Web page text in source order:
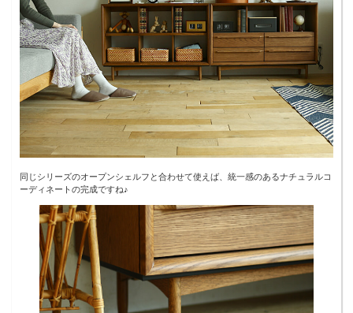
同じシリーズのオープンシェルフと合わせて使えば、統一感のあるナチュラルコ
ーディネートの完成ですね♪